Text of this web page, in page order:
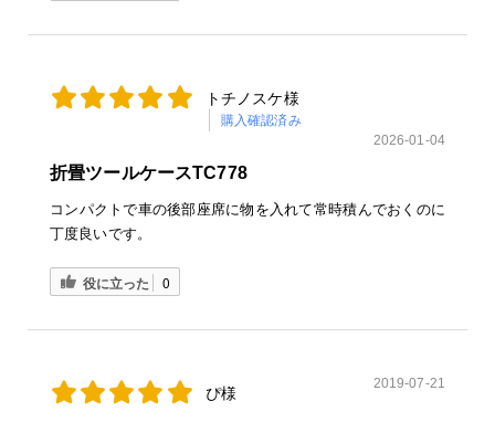
トチノスケ様
購入確認済み
2026-01-04
折畳ツールケースTC778
コンパクトで車の後部座席に物を入れて常時積んでおくのに
丁度良いです。
役に立った 0
ぴ様
2019-07-21